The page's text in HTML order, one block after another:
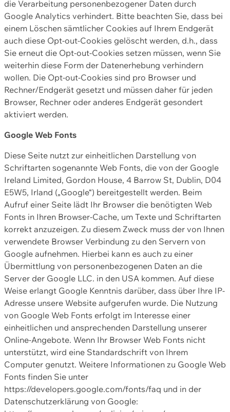
die Verarbeitung personenbezogener Daten durch
Google Analytics verhindert. Bitte beachten Sie, dass bei
einem Löschen sämtlicher Cookies auf Ihrem Endgerät
auch diese Opt-out-Cookies gelöscht werden, d.h., dass
Sie erneut die Opt-out-Cookies setzen müssen, wenn Sie
weiterhin diese Form der Datenerhebung verhindern
wollen. Die Opt-out-Cookies sind pro Browser und
Rechner/Endgerät gesetzt und müssen daher für jeden
Browser, Rechner oder anderes Endgerät gesondert
aktiviert werden.
Google Web Fonts
Diese Seite nutzt zur einheitlichen Darstellung von
Schriftarten sogenannte Web Fonts, die von der Google
Ireland Limited, Gordon House, 4 Barrow St, Dublin, D04
E5W5, Irland („Google“) bereitgestellt werden. Beim
Aufruf einer Seite lädt Ihr Browser die benötigten Web
Fonts in Ihren Browser-Cache, um Texte und Schriftarten
korrekt anzuzeigen. Zu diesem Zweck muss der von Ihnen
verwendete Browser Verbindung zu den Servern von
Google aufnehmen. Hierbei kann es auch zu einer
Übermittlung von personenbezogenen Daten an die
Server der Google LLC. in den USA kommen. Auf diese
Weise erlangt Google Kenntnis darüber, dass über Ihre IP-
Adresse unsere Website aufgerufen wurde. Die Nutzung
von Google Web Fonts erfolgt im Interesse einer
einheitlichen und ansprechenden Darstellung unserer
Online-Angebote. Wenn Ihr Browser Web Fonts nicht
unterstützt, wird eine Standardschrift von Ihrem
Computer genutzt. Weitere Informationen zu Google Web
Fonts finden Sie unter
https://developers.google.com/fonts/faq und in der
Datenschutzerklärung von Google: